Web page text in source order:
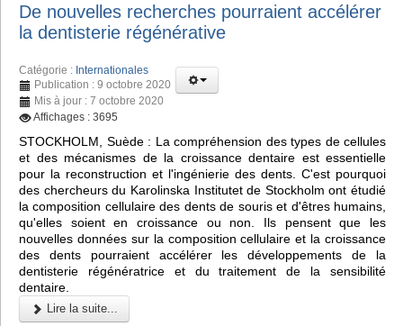
De nouvelles recherches pourraient accélérer
la dentisterie régénérative
Catégorie : Internationales
Publication : 9 octobre 2020
Mis à jour : 7 octobre 2020
Affichages : 3695
STOCKHOLM, Suède : La compréhension des types de cellules
et des mécanismes de la croissance dentaire est essentielle
pour la reconstruction et l'ingénierie des dents. C'est pourquoi
des chercheurs du Karolinska Institutet de Stockholm ont étudié
la composition cellulaire des dents de souris et d'êtres humains,
qu'elles soient en croissance ou non. Ils pensent que les
nouvelles données sur la composition cellulaire et la croissance
des dents pourraient accélérer les développements de la
dentisterie régénératrice et du traitement de la sensibilité
dentaire.
Lire la suite...